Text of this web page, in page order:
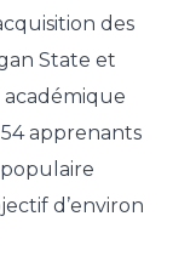
des
State et
académique
54 apprenants
d’environ